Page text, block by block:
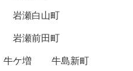
岩瀬白山町
岩瀬前田町
牛ケ増
牛島新町